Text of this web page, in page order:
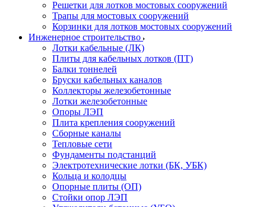
Решетки для лотков мостовых сооружений
Трапы для мостовых сооружений
Корзинки для лотков мостовых сооружений
Инженерное строительство
Лотки кабельные (ЛК)
Плиты для кабельных лотков (ПТ)
Балки тоннелей
Бруски кабельных каналов
Коллекторы железобетонные
Лотки железобетонные
Опоры ЛЭП
Плита крепления сооружений
Сборные каналы
Тепловые сети
Фундаменты подстанций
Электротехнические лотки (БК, УБК)
Кольца и колодцы
Опорные плиты (ОП)
Стойки опор ЛЭП